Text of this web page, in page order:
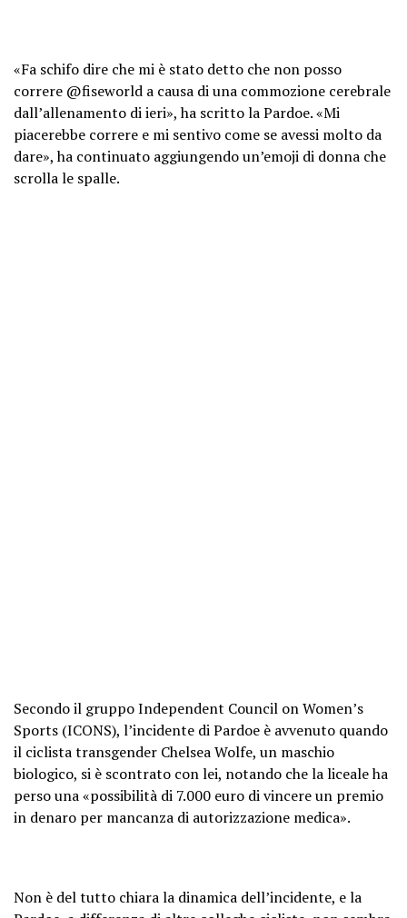
«Fa schifo dire che mi è stato detto che non posso
correre @fiseworld a causa di una commozione cerebrale
dall’allenamento di ieri», ha scritto la Pardoe. «Mi
piacerebbe correre e mi sentivo come se avessi molto da
dare», ha continuato aggiungendo un’emoji di donna che
scrolla le spalle.
Secondo il gruppo Independent Council on Women’s
Sports (ICONS), l’incidente di Pardoe è avvenuto quando
il ciclista transgender Chelsea Wolfe, un maschio
biologico, si è scontrato con lei, notando che la liceale ha
perso una «possibilità di 7.000 euro di vincere un premio
in denaro per mancanza di autorizzazione medica».
Non è del tutto chiara la dinamica dell’incidente, e la